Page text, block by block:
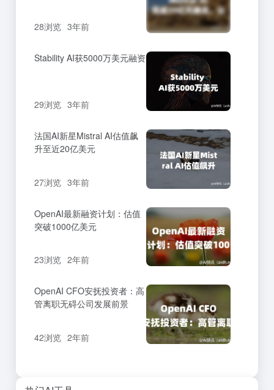
28浏览 3年前
Stability AI获5000万美元融资
29浏览 3年前
法国AI新星Mistral AI估值飙
升至近20亿美元
27浏览 3年前
OpenAI最新融资计划：估值
突破1000亿美元
23浏览 2年前
OpenAI CFO安抚投资者：高
管离职无碍公司发展前景
42浏览 2年前